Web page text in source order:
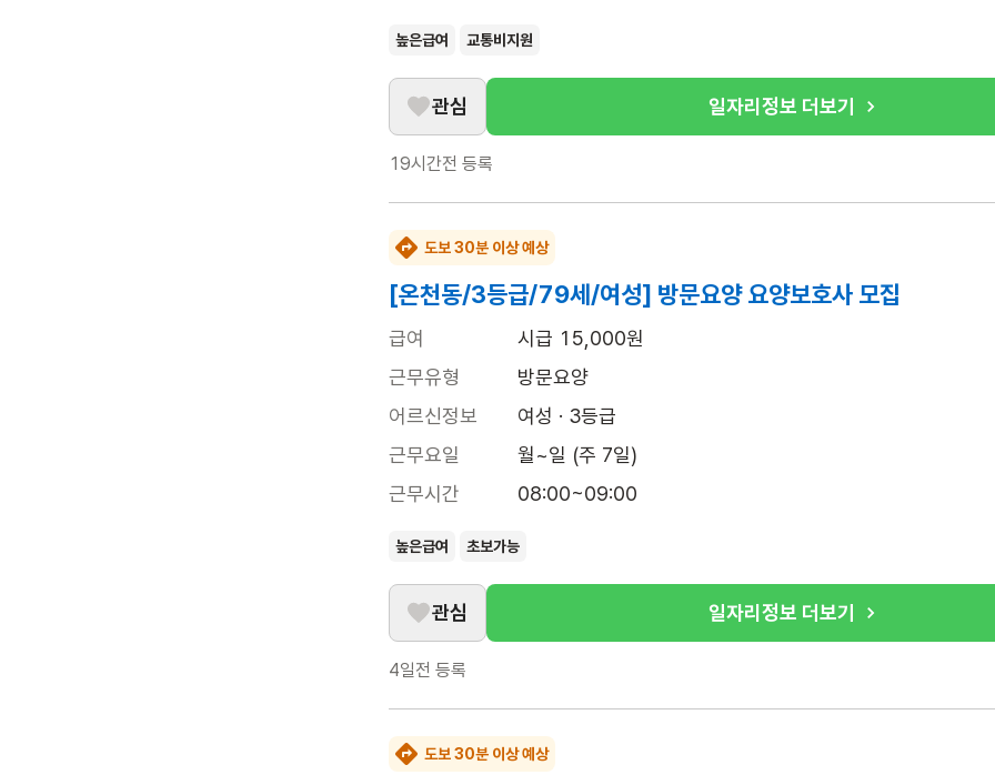
높은급여 교통비지원
관심 일자리정보 더보기
19시간전 등록
도보 30분 이상 예상
[온천동/3등급/79세/여성] 방문요양 요양보호사 모집
급여
시급 15,000원
근무유형
방문요양
어르신정보
여성 · 3등급
근무요일
월~일 (주 7일)
근무시간
08:00~09:00
높은급여 초보가능
관심 일자리정보 더보기
4일전 등록
도보 30분 이상 예상